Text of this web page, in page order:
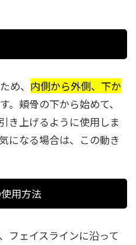
め、 内側から外側、下か
。頬骨の下から始めて、
き上げるように使用しま
になる場合は、この動き
用方法
フェイスラインに沿って